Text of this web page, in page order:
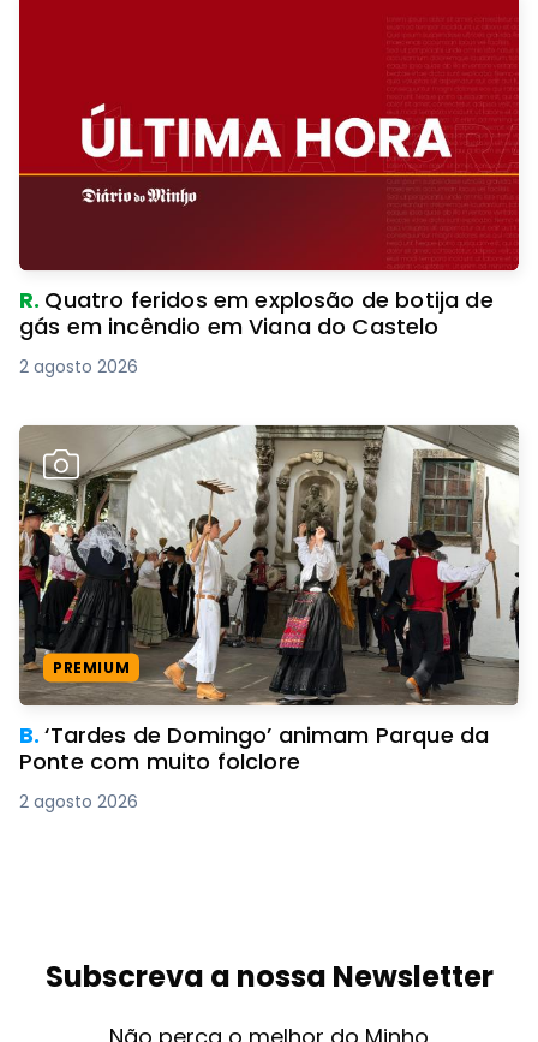
R. Quatro feridos em explosão de botija de
gás em incêndio em Viana do Castelo
2 agosto 2026
PREMIUM
B.‘Tardes de Domingo’ animam Parque da
Ponte com muito folclore
2 agosto 2026
Subscreva a nossa Newsletter